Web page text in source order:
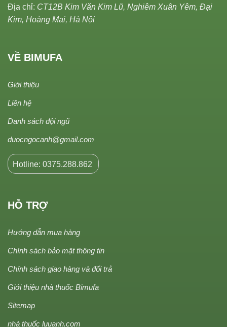
Địa chỉ: CT12B Kim Văn Kim Lũ, Nghiêm Xuân Yêm, Đại
Kim, Hoàng Mai, Hà Nội
VỀ BIMUFA
Giới thiệu
Liên hệ
Danh sách đội ngũ
duocngocanh@gmail.com
Hotline: 0375.288.862
HỖ TRỢ
Hướng dẫn mua hàng
Chính sách bảo mật thông tin
Chính sách giao hàng và đổi trả
Giới thiệu nhà thuốc Bimufa
Sitemap
nhà thuốc luuanh.com